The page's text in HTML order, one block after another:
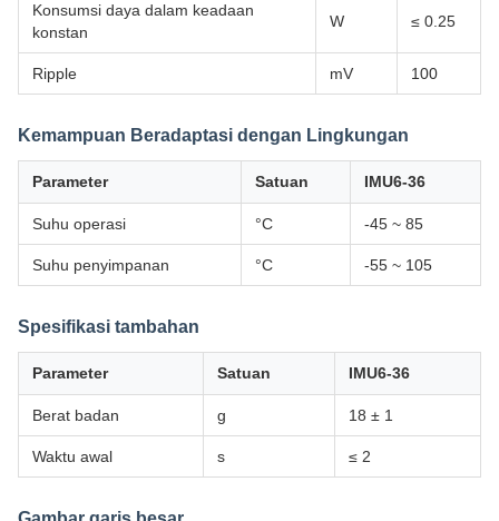
Konsumsi daya dalam keadaan
konstan
W ≤ 0.25
Ripple mV 100
Kemampuan Beradaptasi dengan Lingkungan
Parameter Satuan IMU6-36
Suhu operasi °C -45 ~ 85
Suhu penyimpanan °C -55 ~ 105
Spesifikasi tambahan
Parameter Satuan IMU6-36
Berat badan g 18 ± 1
Waktu awal s ≤ 2